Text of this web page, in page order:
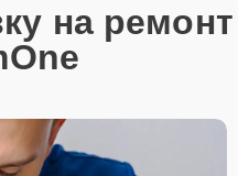
на ремонт